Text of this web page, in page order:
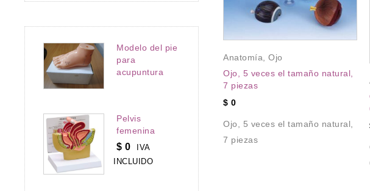
Modelo del pie
para
acupuntura
Pelvis
femenina
$ 0
IVA
INCLUIDO
OFERTA
para hacer
para hacer
Anatomía
PRODUCTOS EN OFERTA
Sistema Digestivo
Estómago, en 2 piezas
Anatomía
Ojo
Ojo, 5 veces el tamaño natural,
7 piezas
$ 0
Ojo, 5 veces el tamaño natural,
7 piezas